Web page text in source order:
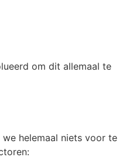
om dit allemaal te
we helemaal niets voor te